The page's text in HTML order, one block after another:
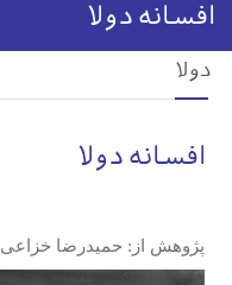
افسانه دولا
دولا
افسانه دولا
پژوهش از: حمیدرضا خزاعی